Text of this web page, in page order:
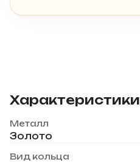
Характеристики
Металл
Золото
Вид кольца